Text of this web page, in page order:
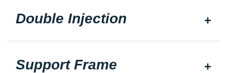
Double Injection
Support Frame